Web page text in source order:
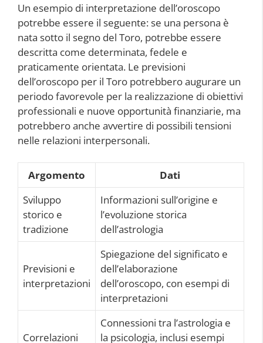
Un esempio di interpretazione dell’oroscopo
potrebbe essere il seguente: se una persona è
nata sotto il segno del Toro, potrebbe essere
descritta come determinata, fedele e
praticamente orientata. Le previsioni
dell’oroscopo per il Toro potrebbero augurare un
periodo favorevole per la realizzazione di obiettivi
professionali e nuove opportunità finanziarie, ma
potrebbero anche avvertire di possibili tensioni
nelle relazioni interpersonali.
Argomento
Dati
Sviluppo
storico e
tradizione
Informazioni sull’origine e
l’evoluzione storica
dell’astrologia
Previsioni e
interpretazioni
Spiegazione del significato e
dell’elaborazione
dell’oroscopo, con esempi di
interpretazioni
Correlazioni
Connessioni tra l’astrologia e
la psicologia, inclusi esempi